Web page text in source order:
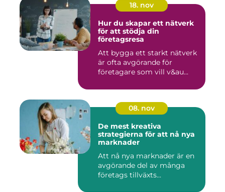
18. nov
Hur du skapar ett nätverk
för att stödja din
företagsresa
Att bygga ett starkt nätverk
är ofta avgörande för
företagare som vill v&au...
08. nov
De mest kreativa
strategierna för att nå nya
marknader
Att nå nya marknader är en
avgörande del av många
företags tillväxts...